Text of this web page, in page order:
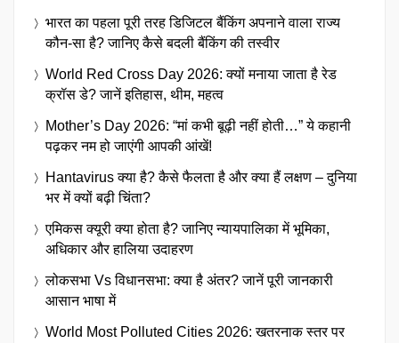
भारत का पहला पूरी तरह डिजिटल बैंकिंग अपनाने वाला राज्य
कौन-सा है? जानिए कैसे बदली बैंकिंग की तस्वीर
World Red Cross Day 2026: क्यों मनाया जाता है रेड
क्रॉस डे? जानें इतिहास, थीम, महत्व
Mother’s Day 2026: “मां कभी बूढ़ी नहीं होती…” ये कहानी
पढ़कर नम हो जाएंगी आपकी आंखें!
Hantavirus क्या है? कैसे फैलता है और क्या हैं लक्षण – दुनिया
भर में क्यों बढ़ी चिंता?
एमिकस क्यूरी क्या होता है? जानिए न्यायपालिका में भूमिका,
अधिकार और हालिया उदाहरण
लोकसभा Vs विधानसभा: क्या है अंतर? जानें पूरी जानकारी
आसान भाषा में
World Most Polluted Cities 2026: खतरनाक स्तर पर